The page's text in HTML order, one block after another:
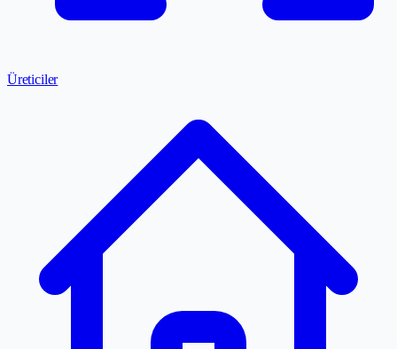
Üreticiler